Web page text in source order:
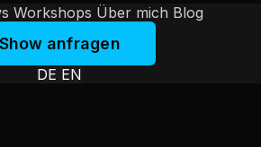
Workshops Über mich Blog
Show anfragen
DE EN